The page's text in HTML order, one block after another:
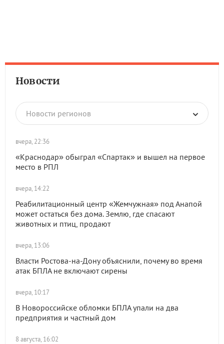
Новости
Новости регионов
вчера, 22:36
«Краснодар» обыграл «Спартак» и вышел на первое
место в РПЛ
вчера, 14:22
Реабилитационный центр «Жемчужная» под Анапой
может остаться без дома. Землю, где спасают
животных и птиц, продают
вчера, 13:06
Власти Ростова-на-Дону объяснили, почему во время
атак БПЛА не включают сирены
вчера, 10:17
В Новороссийске обломки БПЛА упали на два
предприятия и частный дом
8 августа, 16:02